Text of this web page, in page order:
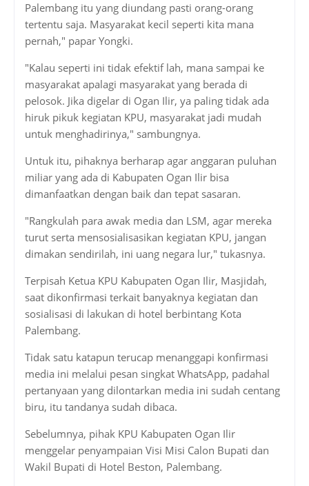
Palembang itu yang diundang pasti orang-orang
tertentu saja. Masyarakat kecil seperti kita mana
pernah," papar Yongki.
"Kalau seperti ini tidak efektif lah, mana sampai ke
masyarakat apalagi masyarakat yang berada di
pelosok. Jika digelar di Ogan Ilir, ya paling tidak ada
hiruk pikuk kegiatan KPU, masyarakat jadi mudah
untuk menghadirinya," sambungnya.
Untuk itu, pihaknya berharap agar anggaran puluhan
miliar yang ada di Kabupaten Ogan Ilir bisa
dimanfaatkan dengan baik dan tepat sasaran.
"Rangkulah para awak media dan LSM, agar mereka
turut serta mensosialisasikan kegiatan KPU, jangan
dimakan sendirilah, ini uang negara lur," tukasnya.
Terpisah Ketua KPU Kabupaten Ogan Ilir, Masjidah,
saat dikonfirmasi terkait banyaknya kegiatan dan
sosialisasi di lakukan di hotel berbintang Kota
Palembang.
Tidak satu katapun terucap menanggapi konfirmasi
media ini melalui pesan singkat WhatsApp, padahal
pertanyaan yang dilontarkan media ini sudah centang
biru, itu tandanya sudah dibaca.
Sebelumnya, pihak KPU Kabupaten Ogan Ilir
menggelar penyampaian Visi Misi Calon Bupati dan
Wakil Bupati di Hotel Beston, Palembang.